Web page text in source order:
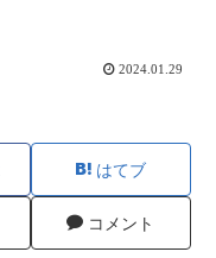
2024.01.29
はてブ
コメント